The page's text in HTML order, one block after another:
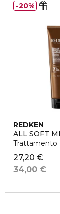
REDKEN
ALL SOFT
Trattamento
27,20 €
34,00 €
20%